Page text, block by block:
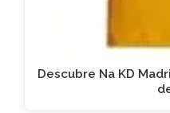
Descubre Na KD